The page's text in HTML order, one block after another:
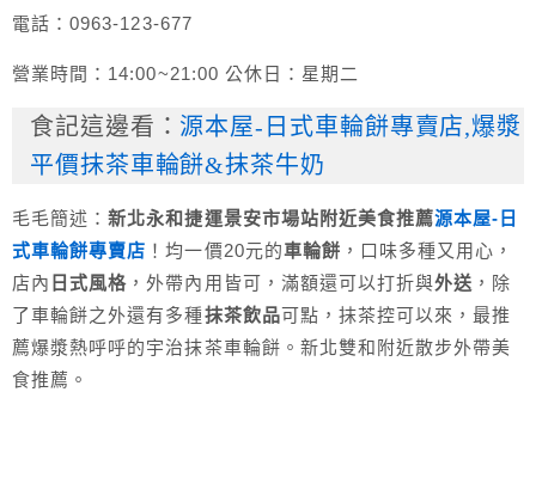
電話：0963-123-677
營業時間：14:00~21:00 公休日：星期二
食記這邊看： 源本屋-日式車輪餅專賣店,爆漿
平價抹茶車輪餅&抹茶牛奶
毛毛簡述：新北永和捷運景安市場站附近美食推薦源本屋-日
式車輪餅專賣店 ！均一價20元的車輪餅 ，口味多種又用心，
店內 日式風格 ，外帶內用皆可，滿額還可以打折與外送 ，除
了車輪餅之外還有多種抹茶飲品可點，抹茶控可以來，最推
薦爆漿熱呼呼的宇治抹茶車輪餅。新北雙和附近散步外帶美
食推薦。